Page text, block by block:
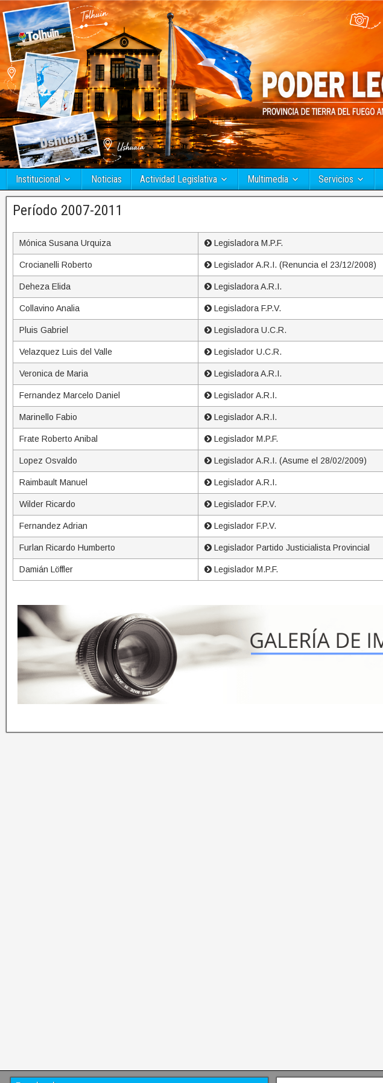
Institucional Noticias Actividad Legislativa Multimedia Servicios
Período 2007-2011
Mónica Susana Urquiza Legisladora M.P.F.
Crocianelli Roberto Legislador A.R.I. (Renuncia el 23/12/2008)
Deheza Elida Legisladora A.R.I.
Collavino Analia Legisladora F.P.V.
Pluis Gabriel Legisladora U.C.R.
Velazquez Luis del Valle Legislador U.C.R.
Veronica de Maria Legisladora A.R.I.
Fernandez Marcelo Daniel Legislador A.R.I.
Marinello Fabio Legislador A.R.I.
Frate Roberto Anibal Legislador M.P.F.
Lopez Osvaldo Legislador A.R.I. (Asume el 28/02/2009)
Raimbault Manuel Legislador A.R.I.
Wilder Ricardo Legislador F.P.V.
Fernandez Adrian Legislador F.P.V.
Furlan Ricardo Humberto Legislador Partido Justicialista Provincial
Damián Löffler Legislador M.P.F.